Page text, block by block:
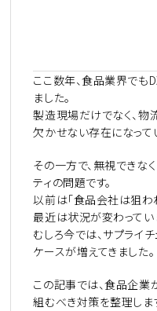
ここ数年、食品業界でも
ました。
製造現場だけでなく、
欠かせない存在になって
その一方で、無視できな
ティの問題です。
以前は「食品会社は狙わ
最近は状況が変わってい
むしろ今では、サプライ
ケースが増えてきました。
この記事では、食品企業
組むべき対策を整理しま